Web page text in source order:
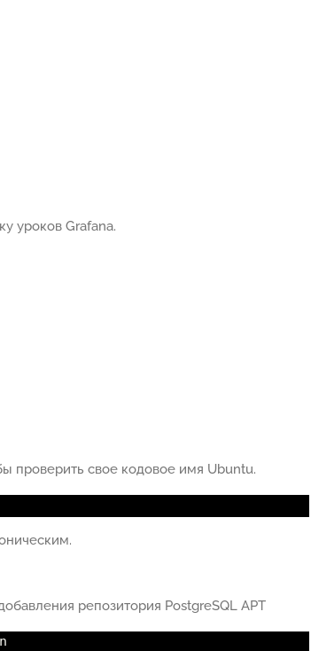
уроков Grafana.
проверить свое кодовое имя Ubuntu.
репозитория PostgreSQL APT